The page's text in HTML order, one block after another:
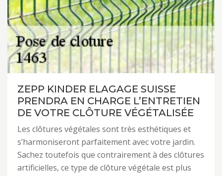
ZEPP KINDER ELAGAGE SUISSE
PRENDRA EN CHARGE L’ENTRETIEN
DE VOTRE CLÔTURE VÉGÉTALISÉE
Les clôtures végétales sont très esthétiques et
s’harmoniseront parfaitement avec votre jardin.
Sachez toutefois que contrairement à des clôtures
artificielles, ce type de clôture végétale est plus